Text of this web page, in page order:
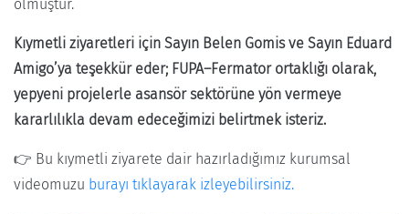
olmuştur.
Kıymetli ziyaretleri için Sayın Belen Gomis ve Sayın Eduard
Amigo’ya teşekkür eder; FUPA–Fermator ortaklığı olarak,
yepyeni projelerle asansör sektörüne yön vermeye
kararlılıkla devam edeceğimizi belirtmek isteriz.
👉 Bu kıymetli ziyarete dair hazırladığımız kurumsal
videomuzu burayı tıklayarak izleyebilirsiniz.